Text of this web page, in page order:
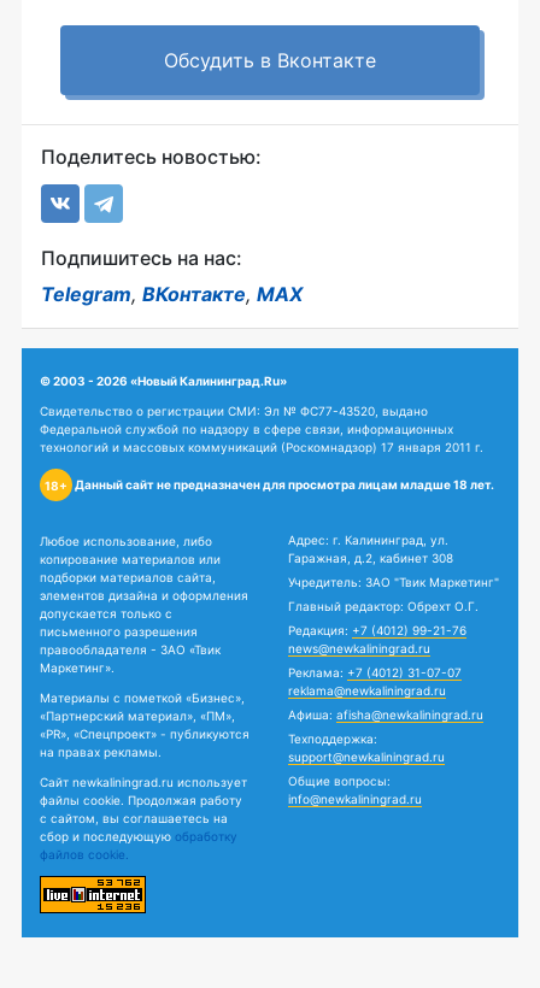
Обсудить в Вконтакте
Поделитесь новостью:
Подпишитесь на нас:
Telegram, ВКонтакте, MAX
© 2003 - 2026 «Новый Калининград.Ru»
Свидетельство о регистрации СМИ: Эл № ФС77-43520, выдано
Федеральной службой по надзору в сфере связи, информационных
технологий и массовых коммуникаций (Роскомнадзор) 17 января 2011 г.
18+ Данный сайт не предназначен для просмотра лицам младше 18 лет.
Любое использование, либо
копирование материалов или
подборки материалов сайта,
элементов дизайна и оформления
допускается только с
письменного разрешения
правообладателя - ЗАО «Твик
Маркетинг».
Материалы с пометкой «Бизнес»,
«Партнерский материал», «ПМ»,
«PR», «Спецпроект» - публикуются
на правах рекламы.
Сайт newkaliningrad.ru использует
файлы cookie. Продолжая работу
с сайтом, вы соглашаетесь на
сбор и последующую обработку
файлов cookie.
Адрес: г. Калининград, ул.
Гаражная, д.2, кабинет 308
Учредитель: ЗАО "Твик Маркетинг"
Главный редактор: Обрехт О.Г.
Редакция: +7 (4012) 99-21-76
news@newkaliningrad.ru
Реклама: +7 (4012) 31-07-07
reklama@newkaliningrad.ru
Афиша: afisha@newkaliningrad.ru
Техподдержка:
support@newkaliningrad.ru
Общие вопросы:
info@newkaliningrad.ru